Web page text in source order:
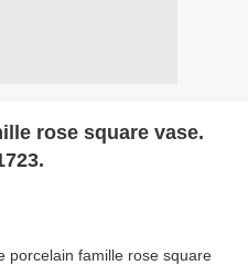
rose square vase.